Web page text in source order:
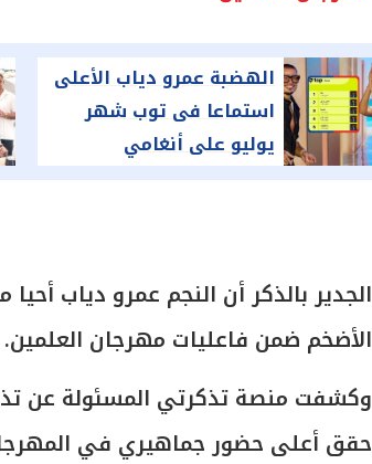
الهضبة عمرو دياب الأعلى
استماعا فى توب شهر
يوليو على أنغامي
الجدير بالذكر أن النجم عمرو دياب
الأضخم ضمن فاعليات مهرجان العلمين.
وكشفت منصة تذكرتي المسئولة عن
حقق أعلى حضور جماهيري في